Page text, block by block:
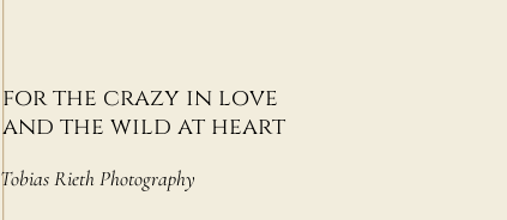
Tobias Rieth Photography
for the crazy in love
and the wild at heart